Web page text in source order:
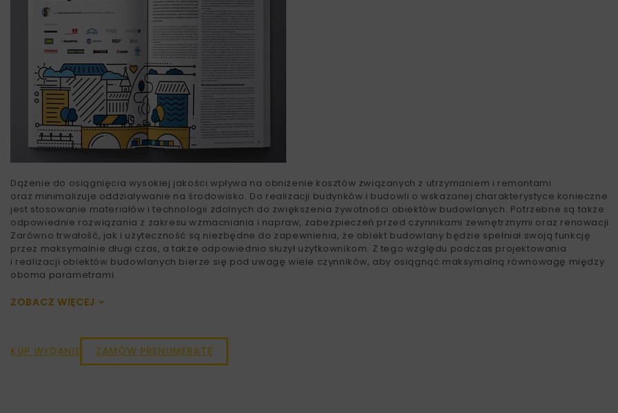
Dążenie do osiągnięcia wysokiej jakości wpływa na obniżenie kosztów związanych z utrzymaniem i remontami
oraz minimalizuje oddziaływanie na środowisko. Do realizacji budynków i budowli o wskazanej charakterystyce konieczne
jest stosowanie materiałów i technologii zdolnych do zwiększenia żywotności obiektów budowlanych. Potrzebne są także
odpowiednie rozwiązania z zakresu wzmacniania i napraw, zabezpieczeń przed czynnikami zewnętrznymi oraz renowacji.
Zarówno trwałość, jak i użyteczność są niezbędne do zapewnienia, że obiekt budowlany będzie spełniał swoją funkcję
przez maksymalnie długi czas, a także odpowiednio służył użytkownikom. Z tego względu podczas projektowania
i realizacji obiektów budowlanych bierze się pod uwagę wiele czynników, aby osiągnąć maksymalną równowagę między
oboma parametrami.
ZOBACZ WIĘCEJ >
KUP WYDANIE ZAMÓW PRENUMERATĘ